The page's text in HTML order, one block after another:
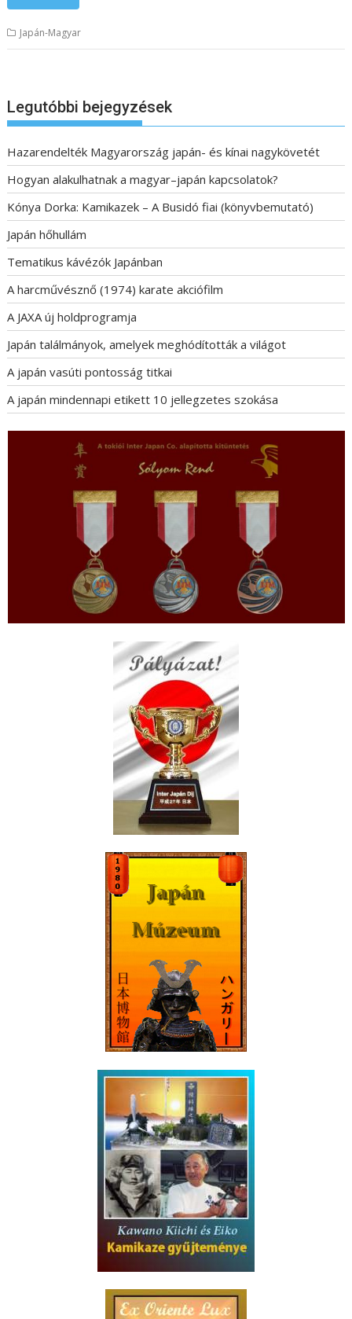
Japán-Magyar
Legutóbbi bejegyzések
Hazarendelték Magyarország japán- és kínai nagykövetét
Hogyan alakulhatnak a magyar–japán kapcsolatok?
Kónya Dorka: Kamikazek – A Busidó fiai (könyvbemutató)
Japán hőhullám
Tematikus kávézók Japánban
A harcművésznő (1974) karate akciófilm
A JAXA új holdprogramja
Japán találmányok, amelyek meghódították a világot
A japán vasúti pontosság titkai
A japán mindennapi etikett 10 jellegzetes szokása